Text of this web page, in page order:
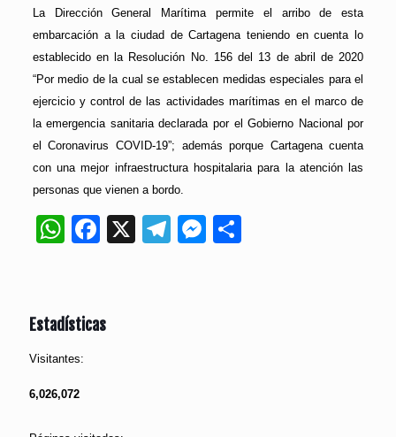
La Dirección General Marítima permite el arribo de esta
embarcación a la ciudad de Cartagena teniendo en cuenta lo
establecido en la Resolución No. 156 del 13 de abril de 2020
“Por medio de la cual se establecen medidas especiales para el
ejercicio y control de las actividades marítimas en el marco de
la emergencia sanitaria declarada por el Gobierno Nacional por
el Coronavirus COVID-19”; además porque Cartagena cuenta
con una mejor infraestructura hospitalaria para la atención las
personas que vienen a bordo.
WhatsApp
Facebook
X Telegram
Messenger
Estadísticas
Visitantes:
6,026,072